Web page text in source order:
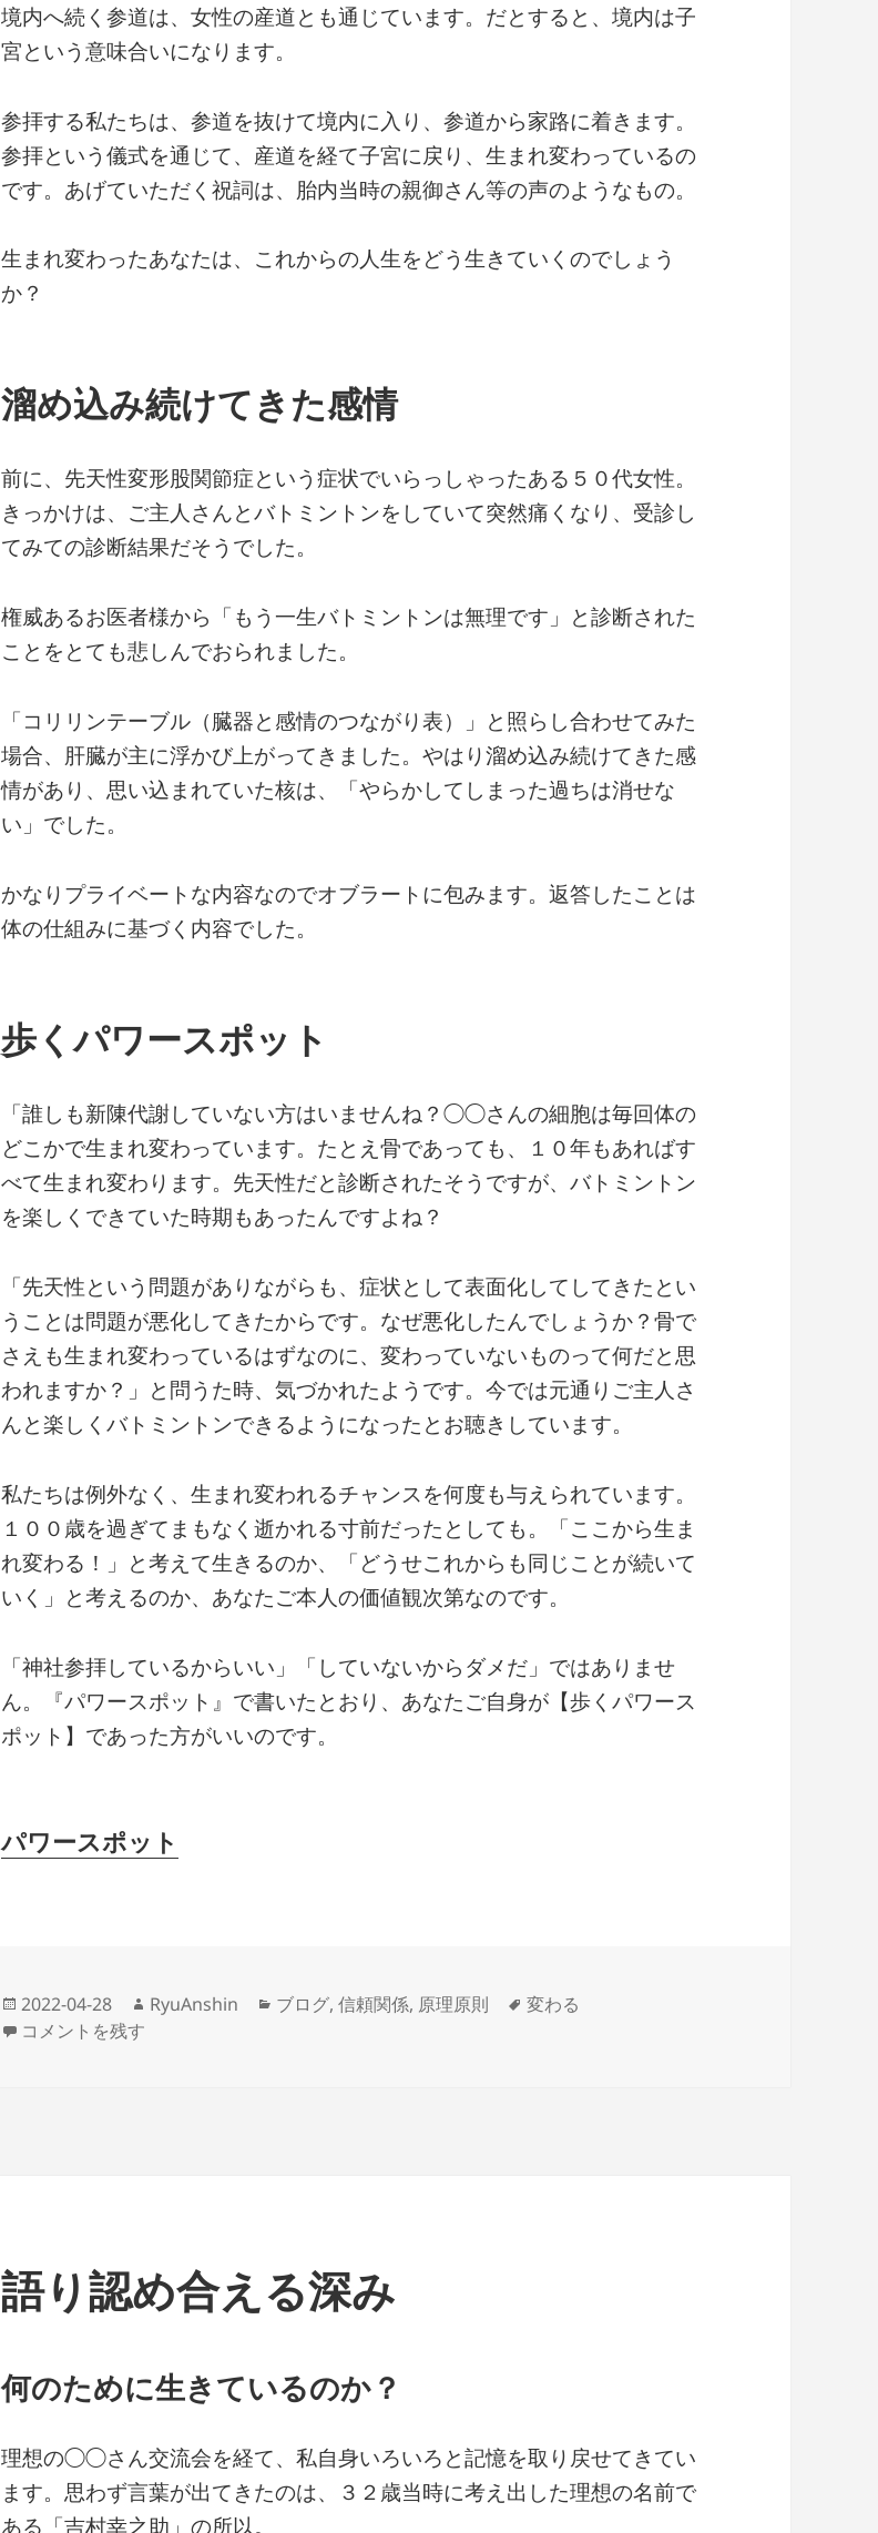
境内へ続く参道は、女性の産道とも通じています。だとすると、境内は子
宮という意味合いになります。
参拝する私たちは、参道を抜けて境内に入り、参道から家路に着きます。
参拝という儀式を通じて、産道を経て子宮に戻り、生まれ変わっているの
です。あげていただく祝詞は、胎内当時の親御さん等の声のようなもの。
生まれ変わったあなたは、これからの人生をどう生きていくのでしょう
か？
溜め込み続けてきた感情
前に、先天性変形股関節症という症状でいらっしゃったある５０代女性。
きっかけは、ご主人さんとバトミントンをしていて突然痛くなり、受診し
てみての診断結果だそうでした。
権威あるお医者様から「もう一生バトミントンは無理です」と診断された
ことをとても悲しんでおられました。
「コリリンテーブル（臓器と感情のつながり表）」と照らし合わせてみた
場合、肝臓が主に浮かび上がってきました。やはり溜め込み続けてきた感
情があり、思い込まれていた核は、「やらかしてしまった過ちは消せな
い」でした。
かなりプライベートな内容なのでオブラートに包みます。返答したことは
体の仕組みに基づく内容でした。
歩くパワースポット
「誰しも新陳代謝していない方はいませんね？◯◯さんの細胞は毎回体の
どこかで生まれ変わっています。たとえ骨であっても、１０年もあればす
べて生まれ変わります。先天性だと診断されたそうですが、バトミントン
を楽しくできていた時期もあったんですよね？
「先天性という問題がありながらも、症状として表面化してしてきたとい
うことは問題が悪化してきたからです。なぜ悪化したんでしょうか？骨で
さえも生まれ変わっているはずなのに、変わっていないものって何だと思
われますか？」と問うた時、気づかれたようです。今では元通りご主人さ
んと楽しくバトミントンできるようになったとお聴きしています。
私たちは例外なく、生まれ変われるチャンスを何度も与えられています。
１００歳を過ぎてまもなく逝かれる寸前だったとしても。「ここから生ま
れ変わる！」と考えて生きるのか、「どうせこれからも同じことが続いて
いく」と考えるのか、あなたご本人の価値観次第なのです。
「神社参拝しているからいい」「していないからダメだ」ではありませ
ん。『パワースポット』で書いたとおり、あなたご自身が【歩くパワース
ポット】であった方がいいのです。
パワースポット
投
稿
2022-04-28
作
RyuAnshin
カ
ブログ,信頼関係, 原理原則
タ
変わる
生まれ変わる覚悟 に
コメントを残す
語り認め合える深み
何のために生きているのか？
理想の◯◯さん交流会を経て、私自身いろいろと記憶を取り戻せてきてい
ます。思わず言葉が出てきたのは、３２歳当時に考え出した理想の名前で
ある「吉村幸之助」の所以。